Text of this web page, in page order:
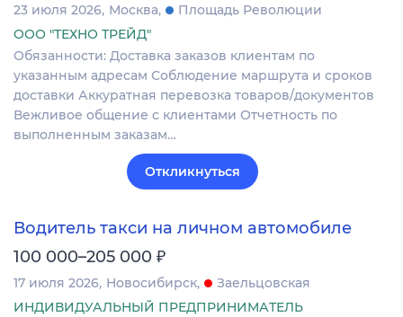
23 июля 2026 Москва
Площадь Революции
ООО "ТЕХНО ТРЕЙД"
Обязанности: Доставка заказов клиентам по
указанным адресам Соблюдение маршрута и сроков
доставки Аккуратная перевозка товаров/документов
Вежливое общение с клиентами Отчетность по
выполненным заказам…
Откликнуться
Водитель такси на личном автомобиле
100 000–205 000 ₽
17 июля 2026 Новосибирск
Заельцовская
ИНДИВИДУАЛЬНЫЙ ПРЕДПРИНИМАТЕЛЬ